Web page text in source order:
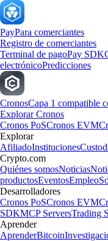
PayPara comerciantes
Registro de comerciantes
Terminal de pagoPay SDK
electrónicoPredicciones
CronosCapa 1 compatible
Explorar Cronos
Cronos PoSCronos EVM
Explorar
AfiliadoInstituciones
Crypto.com
Quiénes somosNoticias
productosEventosEmpleo
Desarrolladores
Cronos PoSCronos EVM
SDKMCP ServersTrading
Aprender
AprenderBitcoin